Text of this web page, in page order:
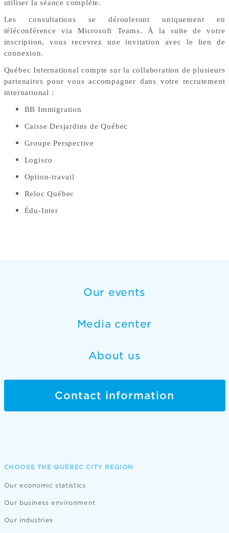
utiliser la séance complète.
Les consultations se dérouleront uniquement en
téléconférence via Microsoft Teams. À la suite de votre
inscription, vous recevrez une invitation avec le lien de
connexion.
Québec International compte sur la collaboration de plusieurs
partenaires pour vous accompagner dans votre recrutement
international :
BB Immigration
Caisse Desjardins de Québec
Groupe Perspective
Logisco
Option-travail
Reloc Québec
Édu-Inter
Our events
Media center
About us
Contact information
CHOOSE THE QUÉBEC CITY REGION
Our economic statistics
Our business environment
Our industries